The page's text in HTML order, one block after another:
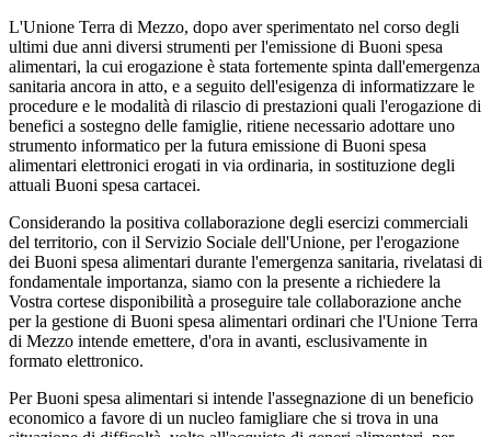
L'Unione Terra di Mezzo, dopo aver sperimentato nel corso degli
ultimi due anni diversi strumenti per l'emissione di Buoni spesa
alimentari, la cui erogazione è stata fortemente spinta dall'emergenza
sanitaria ancora in atto, e a seguito dell'esigenza di informatizzare le
procedure e le modalità di rilascio di prestazioni quali l'erogazione di
benefici a sostegno delle famiglie, ritiene necessario adottare uno
strumento informatico per la futura emissione di Buoni spesa
alimentari elettronici erogati in via ordinaria, in sostituzione degli
attuali Buoni spesa cartacei.
Considerando la positiva collaborazione degli esercizi commerciali
del territorio, con il Servizio Sociale dell'Unione, per l'erogazione
dei Buoni spesa alimentari durante l'emergenza sanitaria, rivelatasi di
fondamentale importanza, siamo con la presente a richiedere la
Vostra cortese disponibilità a proseguire tale collaborazione anche
per la gestione di Buoni spesa alimentari ordinari che l'Unione Terra
di Mezzo intende emettere, d'ora in avanti, esclusivamente in
formato elettronico.
Per Buoni spesa alimentari si intende l'assegnazione di un beneficio
economico a favore di un nucleo famigliare che si trova in una